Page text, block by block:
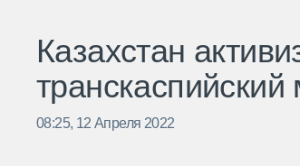
Казахстан
08:25, 12 Апреля 2022